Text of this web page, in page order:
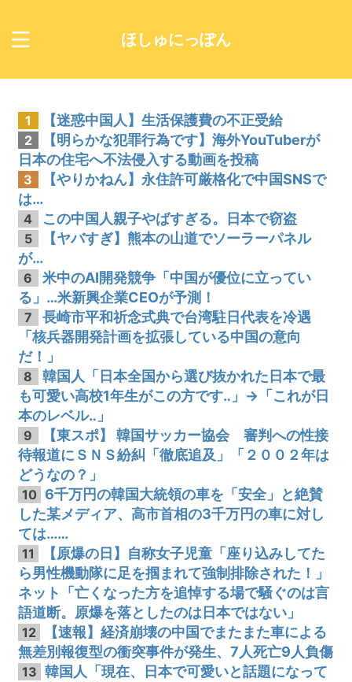
ほしゅにっぽん
1 【迷惑中国人】生活保護費の不正受給
2
【明らかな犯罪行為です】海外YouTuberが
日本の住宅へ不法侵入する動画を投稿
3
【やりかねん】永住許可厳格化で中国SNSで
は…
4 この中国人親子やばすぎる。日本で窃盗
5
【ヤバすぎ】熊本の山道でソーラーパネル
が…
6
米中のAI開発競争「中国が優位に立ってい
る」…米新興企業CEOが予測！
7
長崎市平和祈念式典で台湾駐日代表を冷遇
「核兵器開発計画を拡張している中国の意向
だ！」
8
韓国人「日本全国から選び抜かれた日本で最
も可愛い高校1年生がこの方です‥」→「これが日
本のレベル‥」
9
【東スポ】 韓国サッカー協会 審判への性接
待報道にＳＮＳ紛糾「徹底追及」「２００２年は
どうなの？」
10 6千万円の韓国大統領の車を「安全」と絶賛
した某メディア、高市首相の3千万円の車に対し
ては……
11
【原爆の日】自称女子児童「座り込みしてた
ら男性機動隊に足を掴まれて強制排除された！」
ネット「亡くなった方を追悼する場で騒ぐのは言
語道断。原爆を落としたのは日本ではない」
12
【速報】経済崩壊の中国でまたまた車による
無差別報復型の衝突事件が発生、7人死亡9人負傷
13 韓国人「現在、日本で可愛いと話題になって